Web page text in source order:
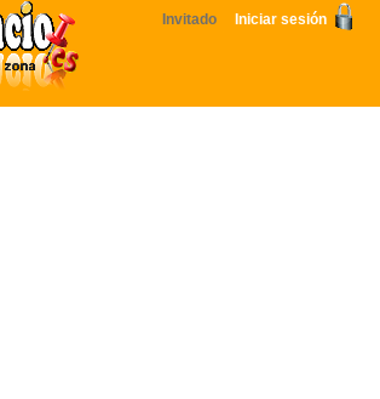
Invitado Iniciar sesión